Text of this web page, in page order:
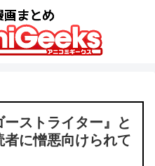
ーストライター』と
に憎悪向けられて